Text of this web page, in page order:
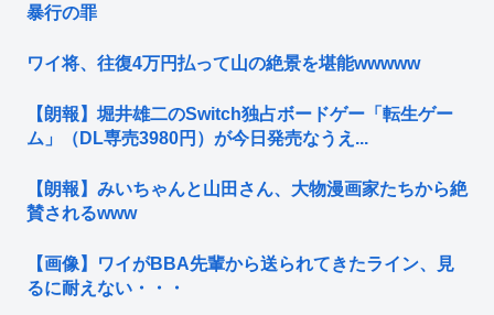
暴行の罪
ワイ将、往復4万円払って山の絶景を堪能wwwww
【朗報】堀井雄二のSwitch独占ボードゲー「転生ゲー
ム」（DL専売3980円）が今日発売なうえ...
【朗報】みいちゃんと山田さん、大物漫画家たちから絶
賛されるwww
【画像】ワイがBBA先輩から送られてきたライン、見
るに耐えない・・・